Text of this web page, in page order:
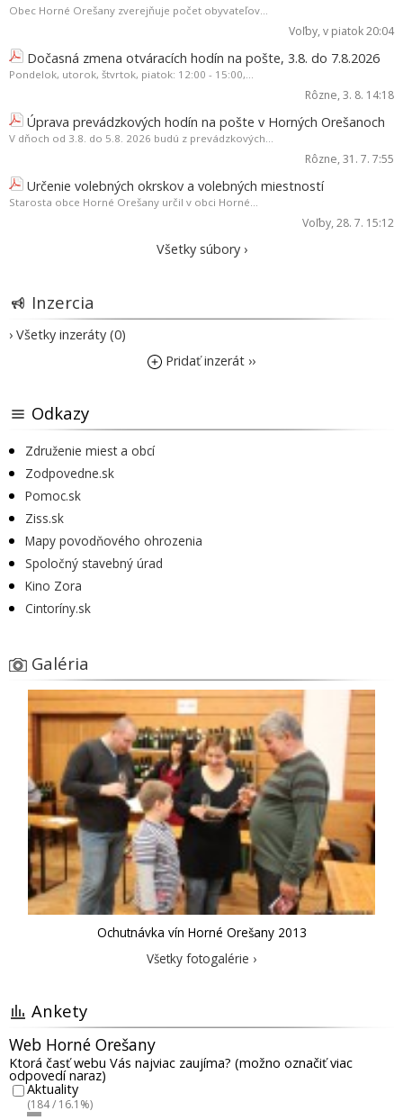
Obec Horné Orešany zverejňuje počet obyvateľov...
Voľby, v piatok 20:04
Dočasná zmena otváracích hodín na pošte, 3.8. do 7.8.2026
Pondelok, utorok, štvrtok, piatok: 12:00 - 15:00,...
Rôzne, 3. 8. 14:18
Úprava prevádzkových hodín na pošte v Horných Orešanoch
V dňoch od 3.8. do 5.8. 2026 budú z prevádzkových...
Rôzne, 31. 7. 7:55
Určenie volebných okrskov a volebných miestností
Starosta obce Horné Orešany určil v obci Horné...
Voľby, 28. 7. 15:12
Všetky súbory ›
Inzercia
› Všetky inzeráty (0)
Pridať inzerát ››
Odkazy
Združenie miest a obcí
Zodpovedne.sk
Pomoc.sk
Ziss.sk
Mapy povodňového ohrozenia
Spoločný stavebný úrad
Kino Zora
Cintoríny.sk
Galéria
Ochutnávka vín Horné Orešany 2013
Všetky fotogalérie ›
Ankety
Web Horné Orešany
Ktorá časť webu Vás najviac zaujíma? (možno označiť viac
odpovedí naraz)
Aktuality
(184 / 16.1%)